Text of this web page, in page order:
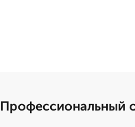
Профессиональный